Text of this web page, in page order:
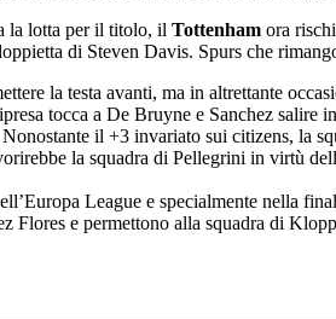
la lotta per il titolo, il Tottenham ora
di Steven Davis. Spurs che
la testa avanti, ma in altrettante
tocca a De Bruyne e Sanchez
il +3 invariato sui citizens, la
la squadra di Pellegrini in virtù
League e specialmente nella
Flores e permettono alla squadra di